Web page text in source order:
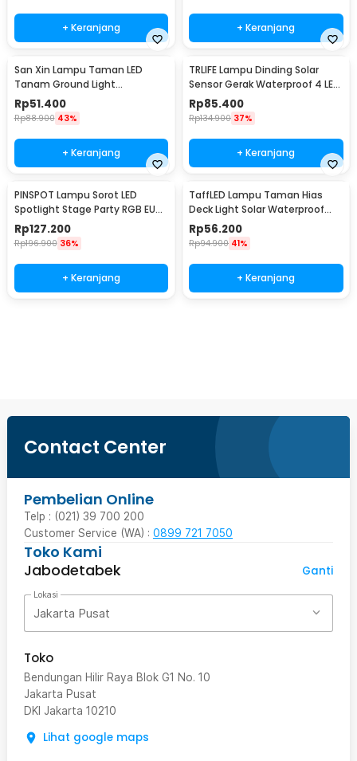
+ Keranjang + Keranjang
San Xin Lampu Taman LED
Tanam Ground Light
Waterproof 3W Warm White -
SX120
Rp51.400
Rp88.900 43%
+ Keranjang
TRLIFE Lampu Dinding Solar
Sensor Gerak Waterproof 4 LED
Cool White 4W - K7004
Rp85.400
Rp134.900 37%
+ Keranjang
PINSPOT Lampu Sorot LED
Spotlight Stage Party RGB EU
Plug 240V 10W - WRGB
Rp127.200
Rp196.900 36%
+ Keranjang
TaffLED Lampu Taman Hias
Deck Light Solar Waterproof
Warm White 8 PCS - L20
Rp56.200
Rp94.900 41%
+ Keranjang
Contact Center
Pembelian Online
Telp : (021) 39 700 200
Customer Service (WA) : 0899 721 7050
Toko Kami
Jabodetabek
Ganti
Lokasi
Jakarta Pusat
Toko
Bendungan Hilir Raya Blok G1 No. 10
Jakarta Pusat
DKI Jakarta 10210
Lihat google maps